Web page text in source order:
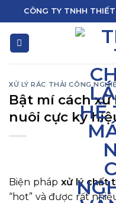
to
content
CÔNG TY TNHH
XỬ LÝ RÁC THẢI CÔNG
Bật mí cách
nuôi cực kỳ
Biện phápxử lý chất
“hot” và được rất